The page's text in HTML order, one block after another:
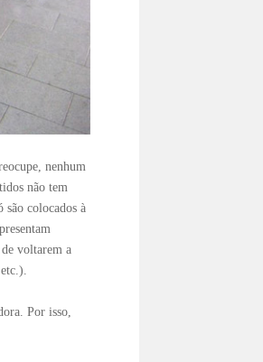
nenhum
não tem
são colocados à
voltarem a
Por isso,